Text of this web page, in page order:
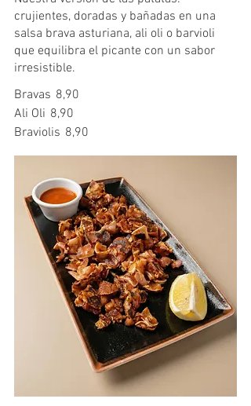
crujientes, doradas y bañadas en una
salsa brava asturiana, ali oli o barvioli
que equilibra el picante con un sabor
irresistible.
Bravas 8,90
Ali Oli 8,90
Braviolis 8,90